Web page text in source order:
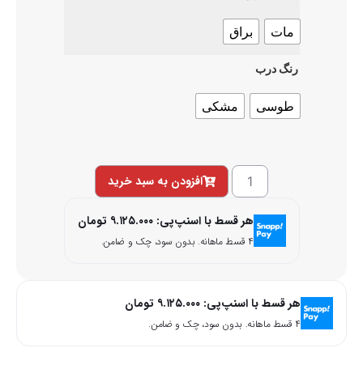
مات براق
رنگ درب
طوسی مشکی
افزودن به سبد خرید
هر قسط با اسنپ‌پی:۹.۱۲۵.۰۰۰ تومان
۴ قسط ماهانه. بدون سود، چک و ضامن.
هر قسط با اسنپ‌پی: ۹.۱۲۵.۰۰۰ تومان
۴ قسط ماهانه. بدون سود، چک و ضامن.